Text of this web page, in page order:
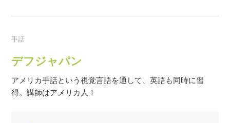
手話
デフジャパン
アメリカ手話という視覚言語を通して、英語も同時に習
得。講師はアメリカ人！